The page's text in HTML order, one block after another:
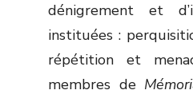
dénigrement et
instituées :
répétition et
membres de